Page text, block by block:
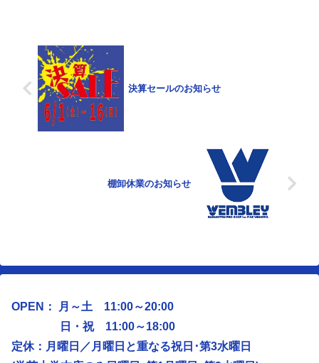
決算セールのお知らせ
棚卸休業のお知らせ
OPEN： 月～土 11:00～20:00
日・祝 11:00～18:00
定休：月曜日／ 月曜日と重なる祝日･第3水曜日